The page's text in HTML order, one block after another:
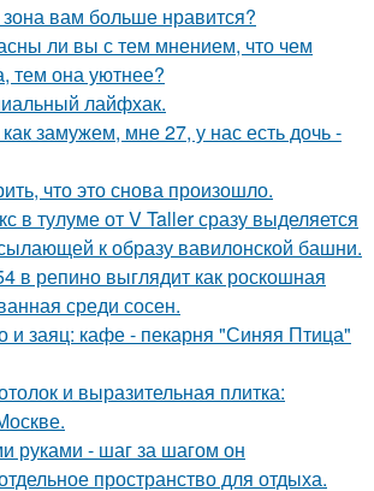
вам больше нравится?
ли вы с тем мнением, что чем
тем она уютнее?
лайфхак.
замужем, мне 27, у нас есть дочь -
что это снова произошло.
в тулуме от V Taller сразу выделяется
к образу вавилонской башни.
в репино выглядит как роскошная
среди сосен.
и заяц: кафе - пекарня "Синяя Птица"
и выразительная плитка:
руками - шаг за шагом он
пространство для отдыха.